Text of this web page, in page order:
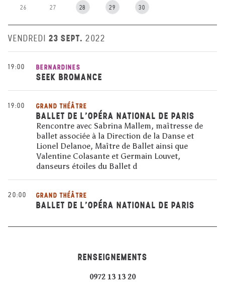
26 27 28 29 30
VENDREDI 23 SEPT. 2022
19:00 BERNARDINES
SEEK BROMANCE
19:00 GRAND THÉÂTRE
BALLET DE L’OPÉRA NATIONAL DE PARIS
Rencontre avec Sabrina Mallem, maîtresse de
ballet associée à la Direction de la Danse et
Lionel Delanoe, Maître de Ballet ainsi que
Valentine Colasante et Germain Louvet,
danseurs étoiles du Ballet d
20:00 GRAND THÉÂTRE
BALLET DE L’OPÉRA NATIONAL DE PARIS
RENSEIGNEMENTS
0972 13 13 20